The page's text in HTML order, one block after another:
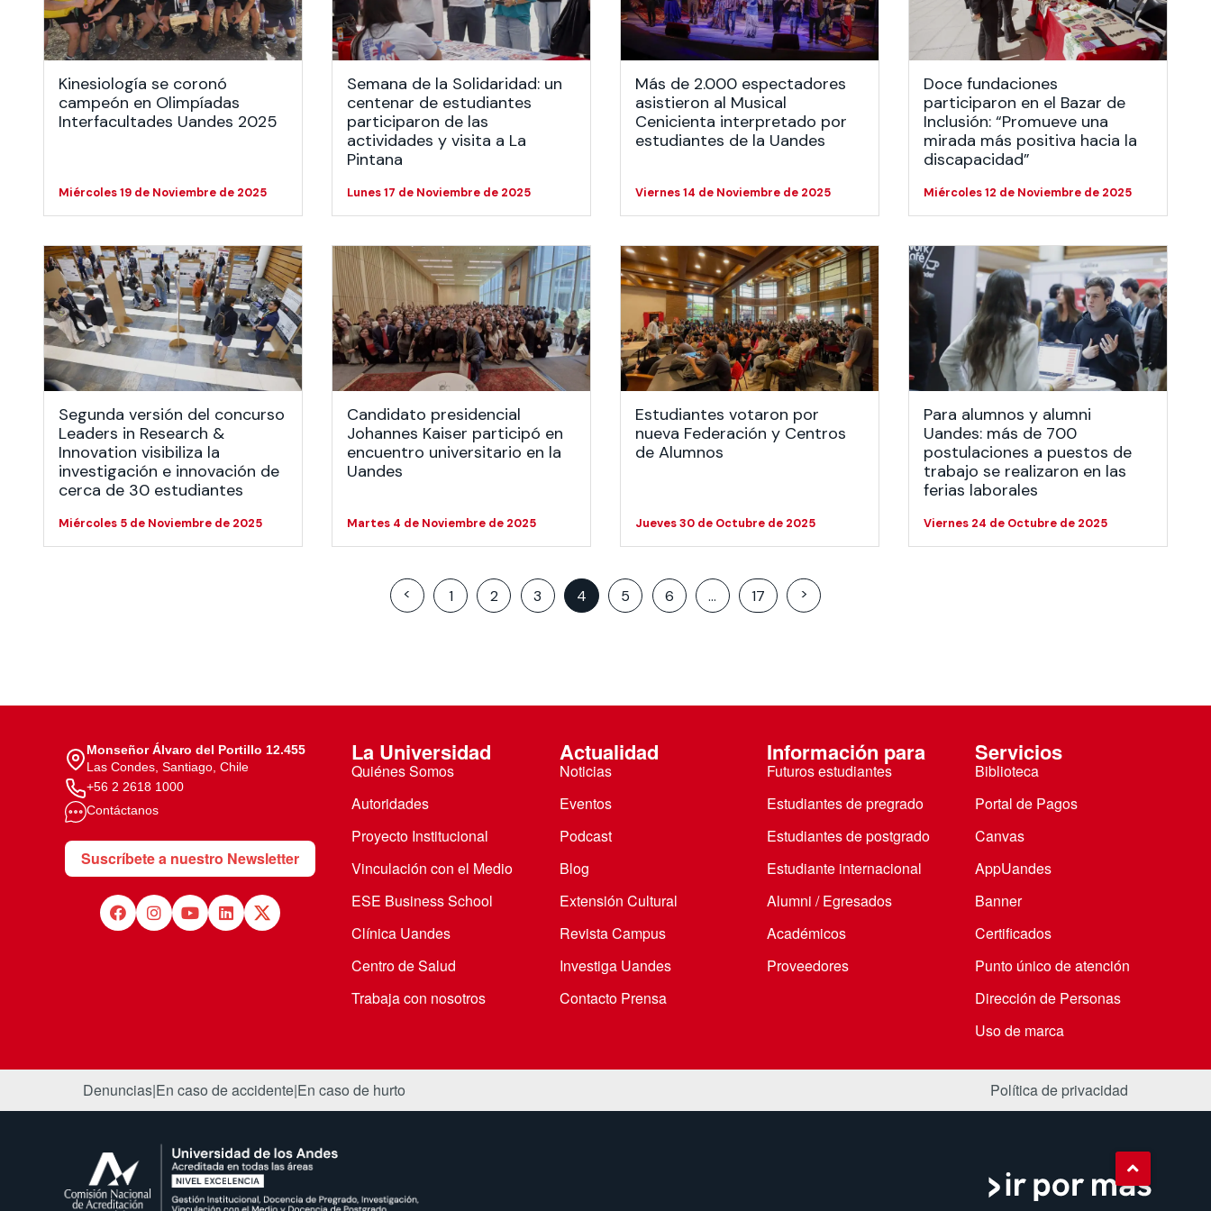
Te puede interesar:International students Facultades
Te puede interesar:Explora el campus UandesNoticias estudiantiles
Kinesiología se coronó
campeón en Olimpíadas
Interfacultades Uandes 2025
Miércoles 19 de Noviembre de 2025
Semana de la Solidaridad: un
centenar de estudiantes
participaron de las
actividades y visita a La
Pintana
Lunes 17 de Noviembre de 2025
Más de 2.000 espectadores
asistieron al Musical
Cenicienta interpretado por
estudiantes de la Uandes
Viernes 14 de Noviembre de 2025
Doce fundaciones
participaron en el Bazar de
Inclusión: “Promueve una
mirada más positiva hacia la
discapacidad”
Miércoles 12 de Noviembre de 2025
Segunda versión del concurso
Leaders in Research &
Innovation visibiliza la
investigación e innovación de
cerca de 30 estudiantes
Miércoles 5 de Noviembre de 2025
Candidato presidencial
Johannes Kaiser participó en
encuentro universitario en la
Uandes
Martes 4 de Noviembre de 2025
Estudiantes votaron por
nueva Federación y Centros
de Alumnos
Jueves 30 de Octubre de 2025
Para alumnos y alumni
Uandes: más de 700
postulaciones a puestos de
trabajo se realizaron en las
ferias laborales
Viernes 24 de Octubre de 2025
Posts
< 1 2 3 4 5 6 … 17 >
Monseñor Álvaro del Portillo 12.455
Las Condes, Santiago, Chile
+56 2 2618 1000
Contáctanos
Suscríbete a nuestro Newsletter
La Universidad
Quiénes Somos
Autoridades
Proyecto Institucional
Vinculación con el Medio
ESE Business School
Clínica Uandes
Centro de Salud
Trabaja con nosotros
Actualidad
Noticias
Eventos
Podcast
Blog
Extensión Cultural
Revista Campus
Investiga Uandes
Contacto Prensa
Información para
Futuros estudiantes
Estudiantes de pregrado
Estudiantes de postgrado
Estudiante internacional
Alumni / Egresados
Académicos
Proveedores
Servicios
Biblioteca
Portal de Pagos
Canvas
AppUandes
Banner
Certificados
Punto único de atención
Dirección de Personas
Uso de marca
Denuncias|En caso de accidente|En caso de hurto Política de privacidad